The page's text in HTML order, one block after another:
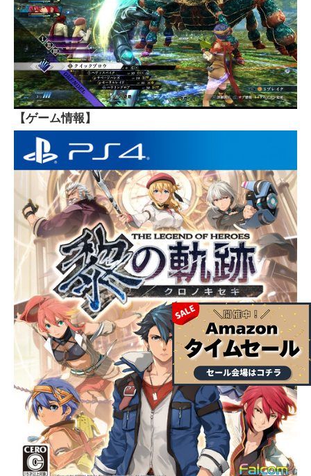
【ゲーム情報】